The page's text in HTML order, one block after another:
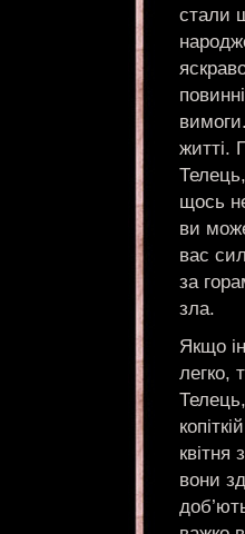
стали
житті.
щось
ви
вас
за
зла.
Якщо
легко,
квітня
вони